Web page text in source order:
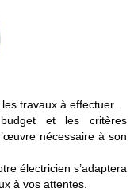
travaux à effectuer.
et les critères
nécessaire à son
électricien s’adaptera
à vos attentes.